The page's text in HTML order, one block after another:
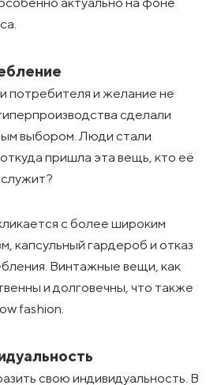
потребителя и желание не
сделали
выбором. Люди стали
пришла эта вещь, кто её
с более широким
капсульный гардероб и отказ
Винтажные вещи, как
и долговечны, что также
fashion.
свою индивидуальность. В